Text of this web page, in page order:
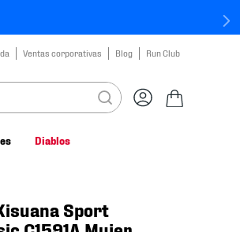
Ventas corporativas Blog Run Club
Diablos
Sport